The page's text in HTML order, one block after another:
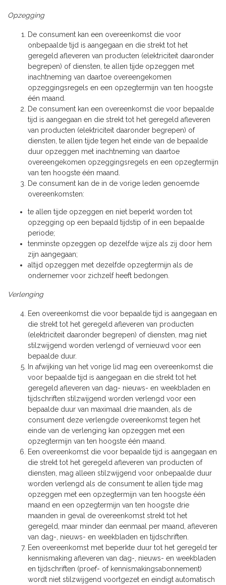
Opzegging
De consument kan een overeenkomst die voor
onbepaalde tijd is aangegaan en die strekt tot het
geregeld afleveren van producten (elektriciteit daaronder
begrepen) of diensten, te allen tijde opzeggen met
inachtneming van daartoe overeengekomen
opzeggingsregels en een opzegtermijn van ten hoogste
één maand.
De consument kan een overeenkomst die voor bepaalde
tijd is aangegaan en die strekt tot het geregeld afleveren
van producten (elektriciteit daaronder begrepen) of
diensten, te allen tijde tegen het einde van de bepaalde
duur opzeggen met inachtneming van daartoe
overeengekomen opzeggingsregels en een opzegtermijn
van ten hoogste één maand.
De consument kan de in de vorige leden genoemde
overeenkomsten:
te allen tijde opzeggen en niet beperkt worden tot
opzegging op een bepaald tijdstip of in een bepaalde
periode;
tenminste opzeggen op dezelfde wijze als zij door hem
zijn aangegaan;
altijd opzeggen met dezelfde opzegtermijn als de
ondernemer voor zichzelf heeft bedongen.
Verlenging
Een overeenkomst die voor bepaalde tijd is aangegaan en
die strekt tot het geregeld afleveren van producten
(elektriciteit daaronder begrepen) of diensten, mag niet
stilzwijgend worden verlengd of vernieuwd voor een
bepaalde duur.
In afwijking van het vorige lid mag een overeenkomst die
voor bepaalde tijd is aangegaan en die strekt tot het
geregeld afleveren van dag- nieuws- en weekbladen en
tijdschriften stilzwijgend worden verlengd voor een
bepaalde duur van maximaal drie maanden, als de
consument deze verlengde overeenkomst tegen het
einde van de verlenging kan opzeggen met een
opzegtermijn van ten hoogste één maand.
Een overeenkomst die voor bepaalde tijd is aangegaan en
die strekt tot het geregeld afleveren van producten of
diensten, mag alleen stilzwijgend voor onbepaalde duur
worden verlengd als de consument te allen tijde mag
opzeggen met een opzegtermijn van ten hoogste één
maand en een opzegtermijn van ten hoogste drie
maanden in geval de overeenkomst strekt tot het
geregeld, maar minder dan eenmaal per maand, afleveren
van dag-, nieuws- en weekbladen en tijdschriften.
Een overeenkomst met beperkte duur tot het geregeld ter
kennismaking afleveren van dag-, nieuws- en weekbladen
en tijdschriften (proef- of kennismakingsabonnement)
wordt niet stilzwijgend voortgezet en eindigt automatisch